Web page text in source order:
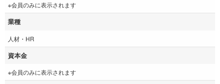
※会員のみに表示されます
業種
人材・HR
資本金
※会員のみに表示されます